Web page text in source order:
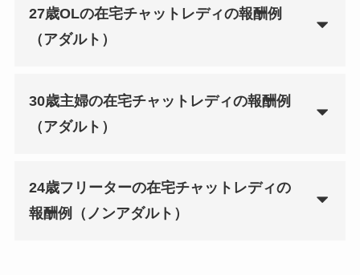
27歳OLの在宅チャットレディの報酬例
（アダルト）
30歳主婦の在宅チャットレディの報酬例
（アダルト）
24歳フリーターの在宅チャットレディの
報酬例（ノンアダルト）